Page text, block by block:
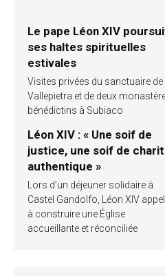
Le pape Léon XIV
ses haltes spirituelles
estivales
Visites privées du sanctuaire de
Vallepietra et de deux
bénédictins à Subiaco
Léon XIV : « Une soif de
justice, une soif de
authentique »
Lors d’un déjeuner solidaire à
Castel Gandolfo, Léon XIV
à construire une Église
accueillante et réconciliée